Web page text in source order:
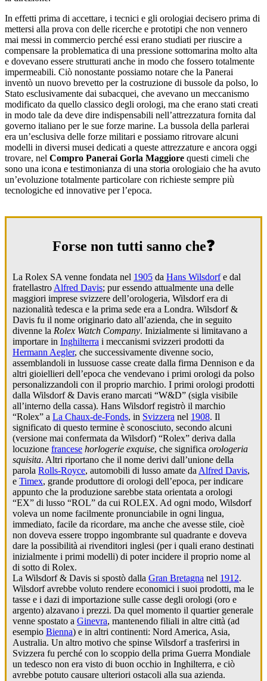
In effetti prima di accettare, i tecnici e gli orologiai decisero prima di
mettersi alla prova con delle ricerche e prototipi che non vennero
mai messi in commercio perché essi erano studiati per riuscire a
compensare la problematica di una pressione sottomarina molto alta
e dovevano essere strutturati anche in modo che fossero totalmente
impermeabili. Ciò nonostante possiamo notare che la Panerai
inventò un nuovo brevetto per la costruzione di bussole da polso, lo
Stato esclusivamente dai subacquei, che avevano un meccanismo
modificato da quello classico degli orologi, ma che erano stati creati
in modo tale da deve dire indispensabili nell’attrezzatura fornita dal
governo italiano per le sue forze marine. La bussola della parlerai
era un’esclusiva delle forze militari e possiamo ritrovare alcuni
modelli in diversi musei dedicati a queste attrezzature e ancora oggi
trovare, nel Compro Panerai Gorla Maggiore questi cimeli che
sono una icona e testimonianza di una storia orologiaio che ha avuto
un’evoluzione totalmente particolare con richieste sempre più
tecnologiche ed innovative per l’epoca.
Forse non tutti sanno che❓
La Rolex SA venne fondata nel 1905 da Hans Wilsdorfe dal
fratellastro Alfred Davis; pur essendo attualmente una delle
maggiori imprese svizzere dell’orologeria, Wilsdorf era di
nazionalità tedesca e la prima sede era a Londra. Wilsdorf &
Davis fu il nome originario dato all’azienda, che in seguito
divenne la Rolex Watch Company. Inizialmente si limitavano a
importare in Inghilterra i meccanismi svizzeri prodotti da
Hermann Aegler, che successivamente divenne socio,
assemblandoli in lussuose casse create dalla firma Dennison e da
altri gioiellieri dell’epoca che vendevano i primi orologi da polso
personalizzandoli con il proprio marchio. I primi orologi prodotti
dalla Wilsdorf & Davis erano marcati “W&D” (sigla visibile
all’interno della cassa). Hans Wilsdorf registrò il marchio
“Rolex” a La Chaux-de-Fonds, in Svizzera nel 1908. Il
significato di questo termine è sconosciuto, secondo alcuni
(versione mai confermata da Wilsdorf) “Rolex” deriva dalla
locuzione francese horlogerie exquise, che significa orologeria
squisita. Altri riportano che il nome derivi dall’unione della
parola Rolls-Royce, automobili di lusso amate da Alfred Davis,
e Timex, grande produttore di orologi dell’epoca, per indicare
appunto che la produzione sarebbe stata orientata a orologi
“EX” di lusso “ROL” da cui ROLEX. Ad ogni modo, Wilsdorf
voleva un nome facilmente pronunciabile in ogni lingua,
immediato, facile da ricordare, ma anche che avesse stile, cioè
non doveva essere troppo ingombrante sul quadrante e doveva
dare la possibilità ai rivenditori inglesi (per i quali erano destinati
inizialmente i primi modelli) di poter incidere il proprio nome al
di sotto di Rolex.
La Wilsdorf & Davis si spostò dalla Gran Bretagna nel 1912.
Wilsdorf avrebbe voluto rendere economici i suoi prodotti, ma le
tasse e i dazi di importazione sulle casse degli orologi (oro e
argento) alzavano i prezzi. Da quel momento il quartier generale
venne spostato a Ginevra, mantenendo filiali in altre città (ad
esempio Bienna) e in altri continenti: Nord America, Asia,
Australia. Un altro motivo che spinse Wilsdorf a trasferirsi in
Svizzera fu perché con lo scoppio della prima Guerra Mondiale
un tedesco non era visto di buon occhio in Inghilterra, e ciò
avrebbe potuto causare ulteriori ostacoli alla sua azienda.